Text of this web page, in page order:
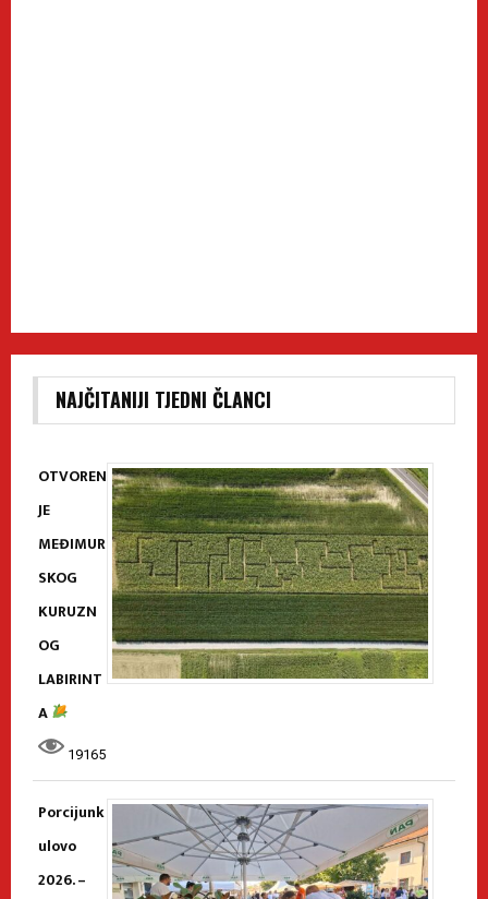
NAJČITANIJI TJEDNI ČLANCI
OTVOREN
JE
MEĐIMUR
SKOG
KURUZN
OG
LABIRINT
A
19165
Porcijunk
ulovo
2026. –